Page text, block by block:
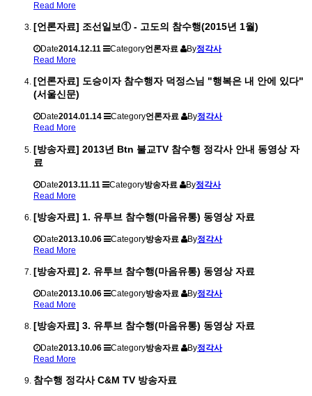
Read More
[언론자료] 조선일보① - 고도의 참수행(2015년 1월)
Date2014.12.11 Category언론자료 By정각사
Read More
[언론자료] 도승이자 참수행자 덕정스님 "행복은 내 안에 있다"
(서울신문)
Date2014.01.14 Category언론자료 By정각사
Read More
[방송자료] 2013년 Btn 불교TV 참수행 정각사 안내 동영상 자
료
Date2013.11.11 Category방송자료 By정각사
Read More
[방송자료] 1. 유투브 참수행(마음유통) 동영상 자료
Date2013.10.06 Category방송자료 By정각사
Read More
[방송자료] 2. 유투브 참수행(마음유통) 동영상 자료
Date2013.10.06 Category방송자료 By정각사
Read More
[방송자료] 3. 유투브 참수행(마음유통) 동영상 자료
Date2013.10.06 Category방송자료 By정각사
Read More
참수행 정각사 C&M TV 방송자료